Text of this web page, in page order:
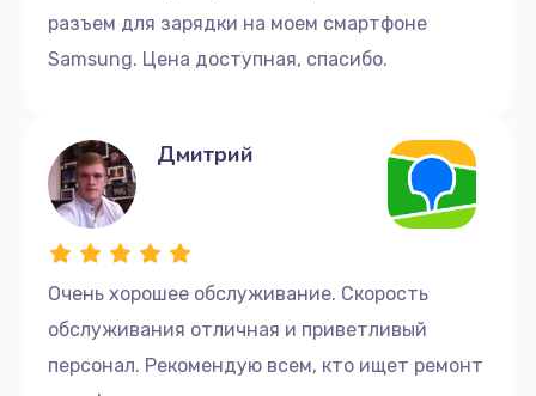
разъем для зарядки на моем смартфоне
Samsung. Цена доступная, спасибо.
Очень хорошее обслуживание. Скорость
обслуживания отличная и приветливый
персонал. Рекомендую всем, кто ищет ремонт
Дмитрий